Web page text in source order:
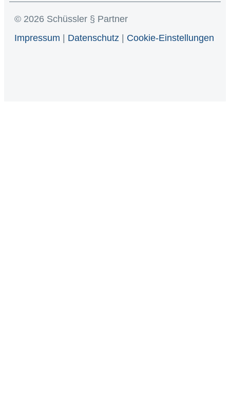
© 2026 Schüssler § Partner
Impressum
Datenschutz Cookie-Einstellungen